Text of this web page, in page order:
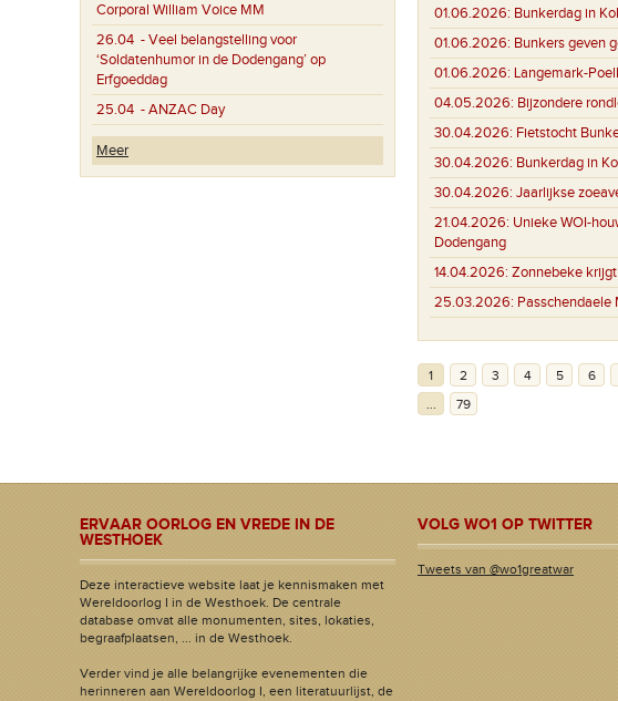
Corporal William Voice MM
26.04 - Veel belangstelling voor
‘Soldatenhumor in de Dodengang’ op
Erfgoeddag
25.04 - ANZAC Day
Meer
01.06.2026: Bunkerdag in
01.06.2026: Bunkers geven
01.06.2026: Langemark-
04.05.2026: Bijzondere
30.04.2026: Fietstocht
30.04.2026: Bunkerdag in
30.04.2026: Jaarlijkse
21.04.2026: Unieke WOI-
Dodengang
14.04.2026: Zonnebeke
25.03.2026: Passchendaele
1 2 3 4 5 6
79
ERVAAR OORLOG EN VREDE IN DE
WESTHOEK
Deze interactieve website laat je kennismaken met
Wereldoorlog I in de Westhoek. De centrale
database omvat alle monumenten, sites, lokaties,
begraafplaatsen, ... in de Westhoek.
Verder vind je alle belangrijke evenementen die
herinneren aan Wereldoorlog I, een literatuurlijst, de
VOLG WO1 OP TWITTER
Tweets van @wo1greatwar